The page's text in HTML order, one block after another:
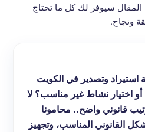
سيوفر لك كل ما تحتاج
ونجاح.
وتصدير في الكويت
اختيار نشاط غير مناسب؟ لا
قانوني واضح.. محامونا
القانوني المناسب، وتجهيز